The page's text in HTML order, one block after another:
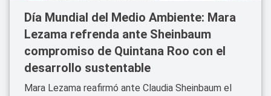
Día Mundial del Medio Ambiente: Mara
Lezama refrenda ante Sheinbaum
compromiso de Quintana Roo con el
desarrollo sustentable
Mara Lezama reafirmó ante Claudia Sheinbaum el